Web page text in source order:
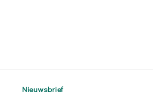
Nieuwsbrief